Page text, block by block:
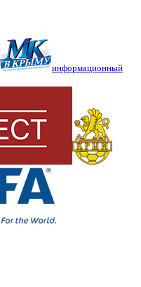
информационный